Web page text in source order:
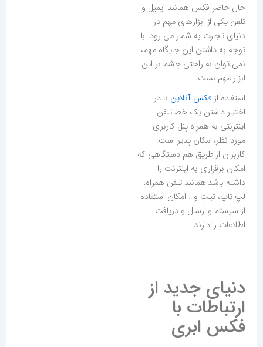
حال حاضر فکس همانند ایمیل و
تلفن یکی از ابزارهای مهم در
دنیای تجارت به شمار می رود. با
توجه به داشتن این جایگاه مهم،
نمی توان به راحتی چشم بر این
ابزار مهم بست.
استفاده از فکس آنلاین با در
اختیار داشتن یک خط تلفن
اینترنتی به همراه پنل کاربری
مورد نظر، امکان پذیر است.
کاربران از طریق هم دستگاهی که
امکان برقراری به اینترنت را
داشته باشد همانند تلفن همراه،
لپ تاپ، تبلت و… امکان استفاده
از سیستم و ارسال و دریافت
اطلاعات را دارند.
دنیای جدید از
ارتباطات با
فکس ابری